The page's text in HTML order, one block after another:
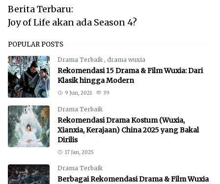
Berita Terbaru:
Joy of Life akan ada Season 4?
POPULAR POSTS
Drama Terbaik , drama wuxia
Rekomendasi 15 Drama & Film Wuxia: Dari
Klasik hingga Modern
9 Jun, 2021 39
Drama Terbaik
Rekomendasi Drama Kostum (Wuxia,
Xianxia, Kerajaan) China 2025 yang Bakal
Dirilis
17 Jan, 2025
Drama Terbaik
Berbagai Rekomendasi Drama & Film Wuxia